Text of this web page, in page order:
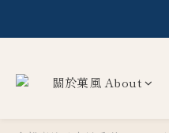
關於菓風 About